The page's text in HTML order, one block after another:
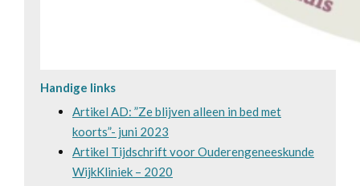
Handige links
Artikel AD: ”Ze blijven alleen in bed met
koorts”- juni 2023
Artikel Tijdschrift voor Ouderengeneeskunde
WijkKliniek – 2020